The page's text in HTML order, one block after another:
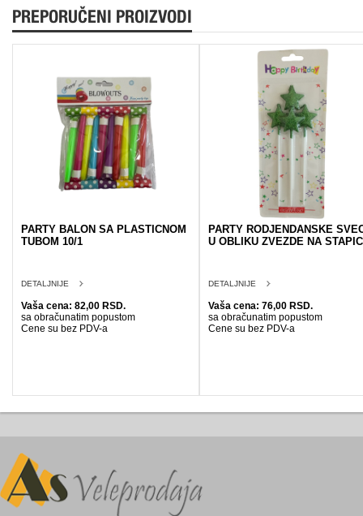
PREPORUČENI PROIZVODI
PARTY BALON SA PLASTICNOM
TUBOM 10/1
DETALJNIJE
Vaša cena: 82,00 RSD.
sa obračunatim popustom
Cene su bez PDV-a
PARTY RODJENDANSKE
U OBLIKU ZVEZDE NA
DETALJNIJE
Vaša cena: 76,00 RSD.
sa obračunatim popustom
Cene su bez PDV-a